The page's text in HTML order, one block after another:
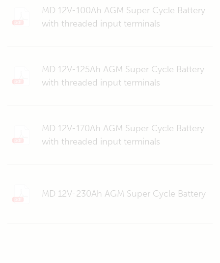
MD 12V-100Ah AGM Super Cycle Battery
with threaded input terminals
MD 12V-125Ah AGM Super Cycle Battery
with threaded input terminals
MD 12V-170Ah AGM Super Cycle Battery
with threaded input terminals
MD 12V-230Ah AGM Super Cycle Battery